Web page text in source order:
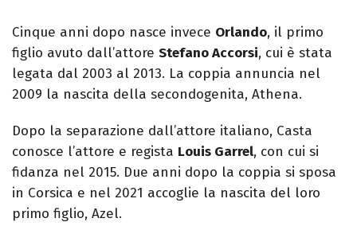
Cinque anni dopo nasce invece Orlando, il primo
figlio avuto dall’attore Stefano Accorsi, cui è stata
legata dal 2003 al 2013. La coppia annuncia nel
2009 la nascita della secondogenita, Athena.
Dopo la separazione dall’attore italiano, Casta
conosce l’attore e regista Louis Garrel, con cui si
fidanza nel 2015. Due anni dopo la coppia si sposa
in Corsica e nel 2021 accoglie la nascita del loro
primo figlio, Azel.